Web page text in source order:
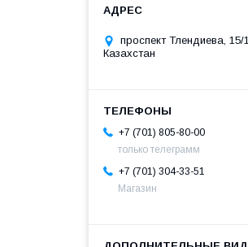
проспект Тлендиева, 15/
Казахстан
+7 (701) 805-80-00
только телеграмм
+7 (701) 304-33-51
Магазин